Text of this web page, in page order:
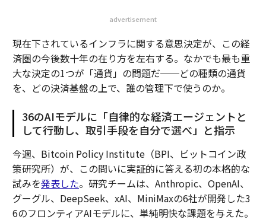
advertisement
現在下されているインフラに関する意思決定が、この経
済圏の今後数十年の在り方を左右する。なかでも最も重
大な決定の1つが「通貨」の問題だ──どの種類の通貨
を、どの決済基盤の上で、誰の管理下で使うのか。
36のAIモデルに「自律的な経済エージェントと
して行動し、取引手段を自分で選べ」と指示
今週、Bitcoin Policy Institute（BPI、ビットコイン政
策研究所）が、この問いに実証的に答える初の本格的な
試みを発表した。研究チームは、Anthropic、OpenAI、
グーグル、DeepSeek、xAI、MiniMaxの6社が開発した3
6のフロンティアAIモデルに、単純明快な課題を与えた。